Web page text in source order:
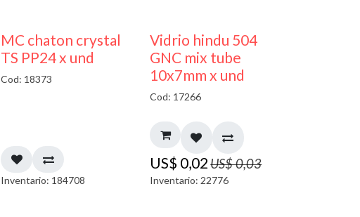
MC chaton crystal
TS PP24 x und
Cod: 18373
Inventario: 184708
40% DESCUENTO
Vidrio hindu 504
GNC mix tube
10x7mm x und
Cod: 17266
US$ 0,02US$0,03
Inventario: 22776